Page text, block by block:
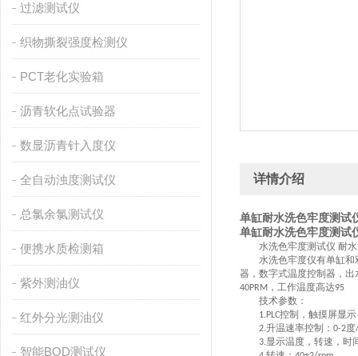
过滤测试仪
织物撕裂强度检测仪
PCT老化实验箱
沥青软化点试验器
数显沥青针入度仪
全自动浊度测试仪
总氯余氯测试仪
便携水质检测箱
紫外测油仪
红外分光测油仪
智能BOD测试仪
详情介绍
单缸耐水洗色牢度测试
单缸耐水洗色牢度测试
水洗色牢度测试仪 耐
水洗色牢度仪有单缸和
器，数字式温度控制器，
40PRM ，工作温度高达95
技术参数：
1.PLC控制，触摸屏显示
2.升温速率控制： 0-2度
3.显示温度，转速，时